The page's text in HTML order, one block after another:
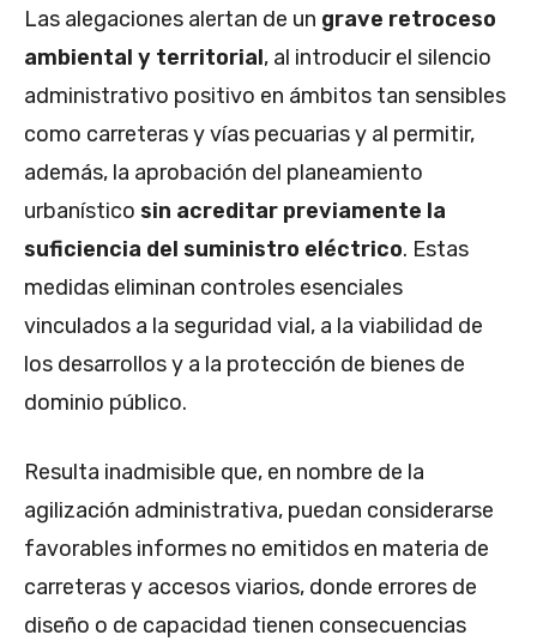
Las alegaciones alertan de un grave retroceso
ambiental y territorial, al introducir el silencio
administrativo positivo en ámbitos tan sensibles
como carreteras y vías pecuarias y al permitir,
además, la aprobación del planeamiento
urbanístico sin acreditar previamente la
suficiencia del suministro eléctrico. Estas
medidas eliminan controles esenciales
vinculados a la seguridad vial, a la viabilidad de
los desarrollos y a la protección de bienes de
dominio público.
Resulta inadmisible que, en nombre de la
agilización administrativa, puedan considerarse
favorables informes no emitidos en materia de
carreteras y accesos viarios, donde errores de
diseño o de capacidad tienen consecuencias